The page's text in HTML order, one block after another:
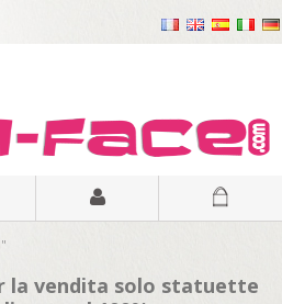
la vendita solo statuette